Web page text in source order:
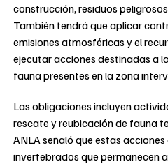
construcción, residuos
También tendrá que aplicar
emisiones atmosféricas y el
ejecutar acciones destinadas a
fauna presentes en la zona
Las obligaciones incluyen
rescate y reubicación de fauna
ANLA señaló que estas
invertebrados que permanecen